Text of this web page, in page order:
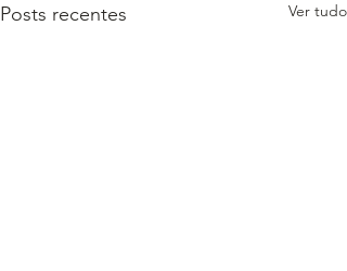
Posts recentes Ver tudo